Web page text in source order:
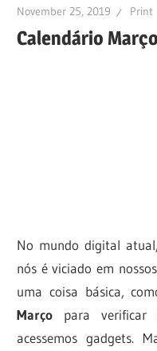
November 25, 2019 Print
Calendário
No mundo digital
nós é viciado em
uma coisa básica,
Março para
acessemos gadgets.